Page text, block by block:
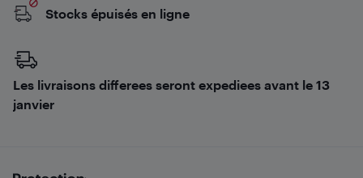
Stocks épuisés en ligne
Les livraisons differees seront expediees avant le 13
janvier